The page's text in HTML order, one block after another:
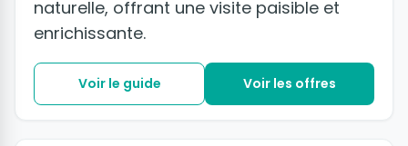
naturelle, offrant une visite paisible et
enrichissante.
Voir le guide Voir les offres